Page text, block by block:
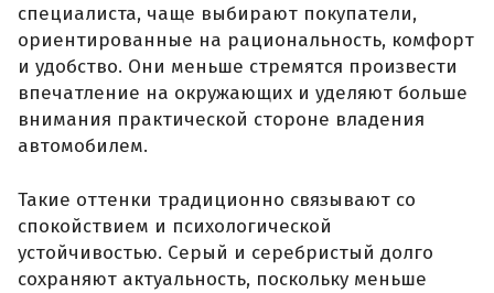
специалиста, чаще выбирают покупатели,
ориентированные на рациональность, комфорт
и удобство. Они меньше стремятся произвести
впечатление на окружающих и уделяют больше
внимания практической стороне владения
автомобилем.
Такие оттенки традиционно связывают со
спокойствием и психологической
устойчивостью. Серый и серебристый долго
сохраняют актуальность, поскольку меньше